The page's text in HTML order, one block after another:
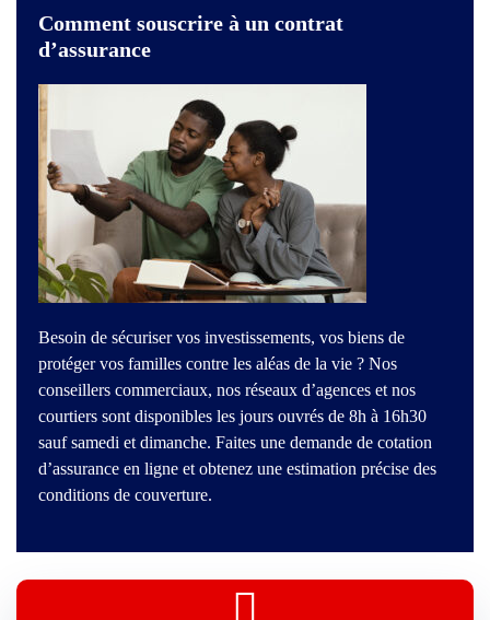
Comment souscrire à un contrat
d’assurance
Besoin de sécuriser vos investissements, vos biens de
protéger vos familles contre les aléas de la vie ? Nos
conseillers commerciaux, nos réseaux d’agences et nos
courtiers sont disponibles les jours ouvrés de 8h à 16h30
sauf samedi et dimanche. Faites une demande de cotation
d’assurance en ligne et obtenez une estimation précise des
conditions de couverture.